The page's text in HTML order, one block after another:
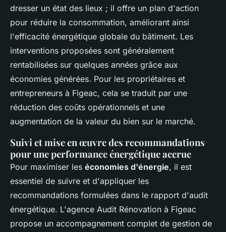
dresser un état des lieux ; il offre un plan d'action
pour réduire la consommation, améliorant ainsi
l'efficacité énergétique globale du bâtiment. Les
interventions proposées sont généralement
rentabilisées sur quelques années grâce aux
économies générées. Pour les propriétaires et
entrepreneurs à Figeac, cela se traduit par une
réduction des coûts opérationnels et une
augmentation de la valeur du bien sur le marché.
Suivi et mise en œuvre des recommandations
pour une performance énergétique accrue
Pour maximiser les économies d'énergie, il est
essentiel de suivre et d'appliquer les
recommandations formulées dans le rapport d'audit
énergétique. L'agence Audit Rénovation à Figeac
propose un accompagnement complet de gestion de